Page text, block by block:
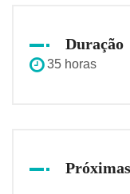
Duração
35 horas